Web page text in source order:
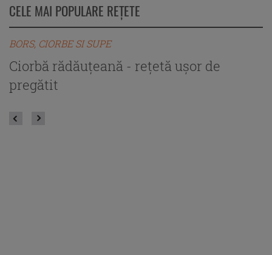
CELE MAI POPULARE REȚETE
BORS, CIORBE SI SUPE
Ciorbă rădăuțeană - rețetă ușor de
pregătit